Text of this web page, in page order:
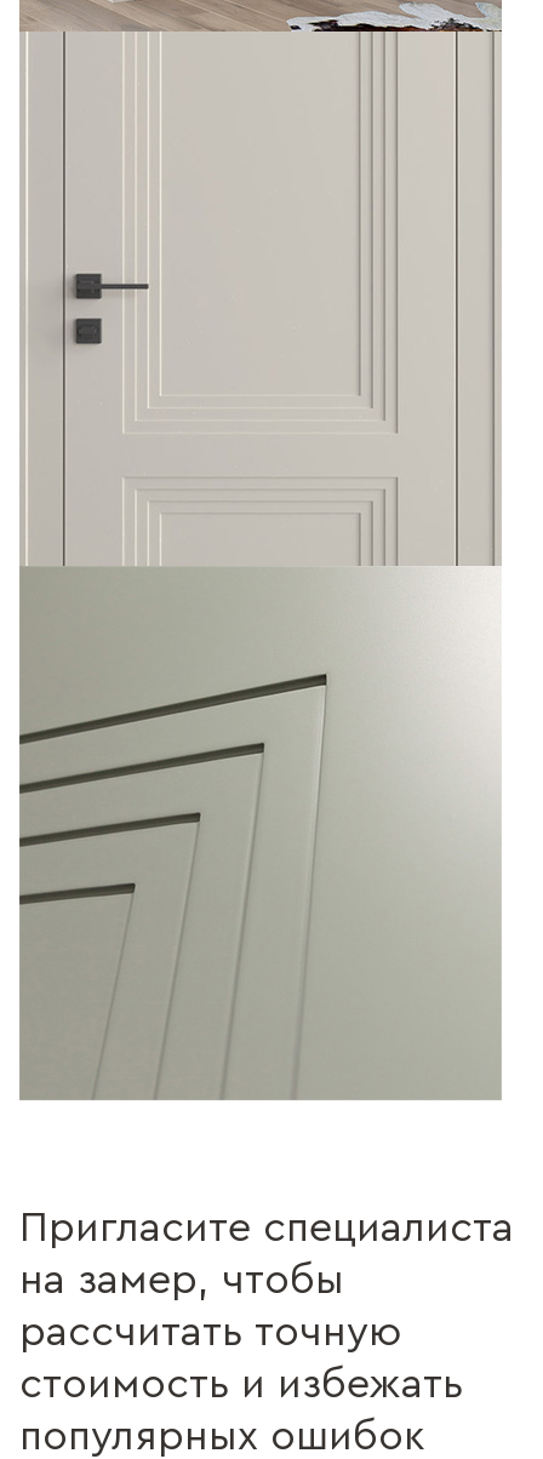
Пригласите специалиста
на замер, чтобы
рассчитать точную
стоимость и избежать
популярных ошибок